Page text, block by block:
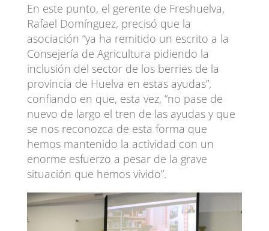
En este punto, el gerente de Freshuelva,
Rafael Domínguez, precisó que la
asociación “ya ha remitido un escrito a la
Consejería de Agricultura pidiendo la
inclusión del sector de los berries de la
provincia de Huelva en estas ayudas”,
confiando en que, esta vez, “no pase de
nuevo de largo el tren de las ayudas y que
se nos reconozca de esta forma que
hemos mantenido la actividad con un
enorme esfuerzo a pesar de la grave
situación que hemos vivido”.